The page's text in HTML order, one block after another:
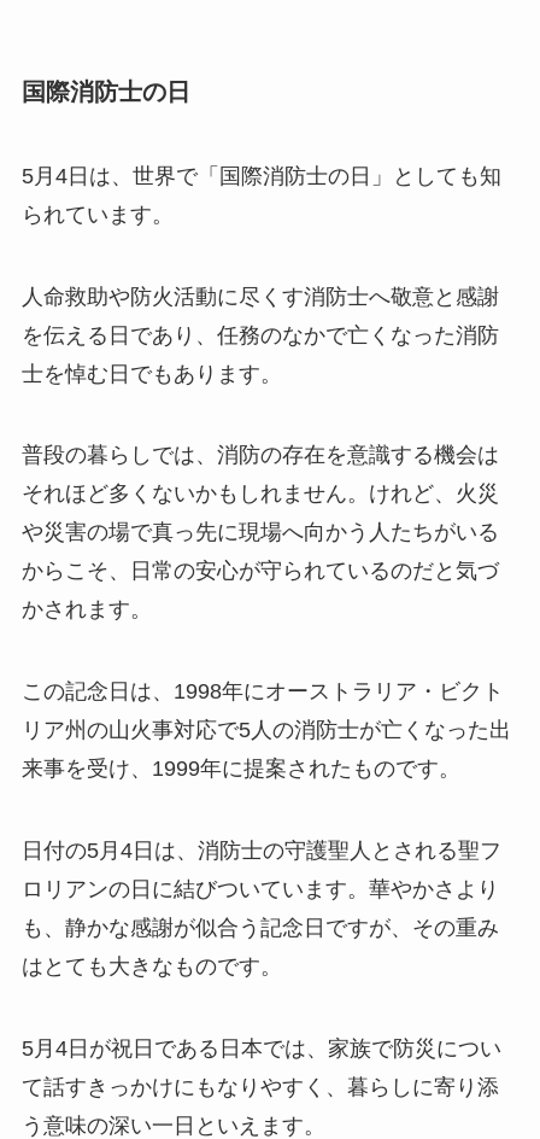
国際消防士の日
5月4日は、世界で「国際消防士の日」としても知
られています。
人命救助や防火活動に尽くす消防士へ敬意と感謝
を伝える日であり、任務のなかで亡くなった消防
士を悼む日でもあります。
普段の暮らしでは、消防の存在を意識する機会は
それほど多くないかもしれません。けれど、火災
や災害の場で真っ先に現場へ向かう人たちがいる
からこそ、日常の安心が守られているのだと気づ
かされます。
この記念日は、1998年にオーストラリア・ビクト
リア州の山火事対応で5人の消防士が亡くなった出
来事を受け、1999年に提案されたものです。
日付の5月4日は、消防士の守護聖人とされる聖フ
ロリアンの日に結びついています。華やかさより
も、静かな感謝が似合う記念日ですが、その重み
はとても大きなものです。
5月4日が祝日である日本では、家族で防災につい
て話すきっかけにもなりやすく、暮らしに寄り添
う意味の深い一日といえます。